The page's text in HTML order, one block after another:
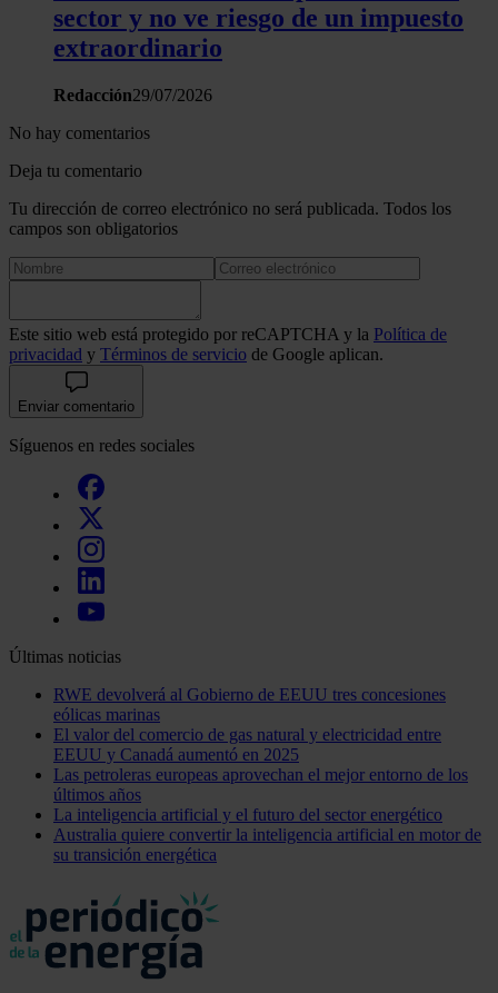
sector y no ve riesgo de un impuesto
extraordinario
Redacción29/07/2026
No hay comentarios
Deja tu comentario
Tu dirección de correo electrónico no será publicada. Todos los
campos son obligatorios
Este sitio web está protegido por reCAPTCHA y la Política de
privacidad y Términos de servicio de Google aplican.
Enviar comentario
Síguenos en redes sociales
Últimas noticias
RWE devolverá al Gobierno de EEUU tres concesiones
eólicas marinas
El valor del comercio de gas natural y electricidad entre
EEUU y Canadá aumentó en 2025
Las petroleras europeas aprovechan el mejor entorno de los
últimos años
La inteligencia artificial y el futuro del sector energético
Australia quiere convertir la inteligencia artificial en motor de
su transición energética